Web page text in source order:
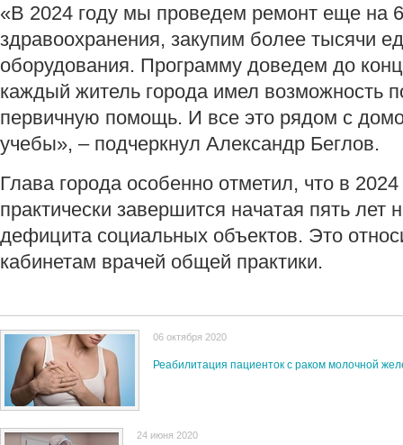
«В 2024 году мы проведем ремонт еще на
здравоохранения, закупим более тысячи
оборудования. Программу доведем до
каждый житель города имел возможность
первичную помощь. И все это рядом с
учебы», – подчеркнул Александр Беглов.
Глава города особенно отметил, что в
практически завершится начатая пять лет
дефицита социальных объектов. Это
кабинетам врачей общей практики.
06 октября 2020
Реабилитация пациенток с раком молочной
24 июня 2020